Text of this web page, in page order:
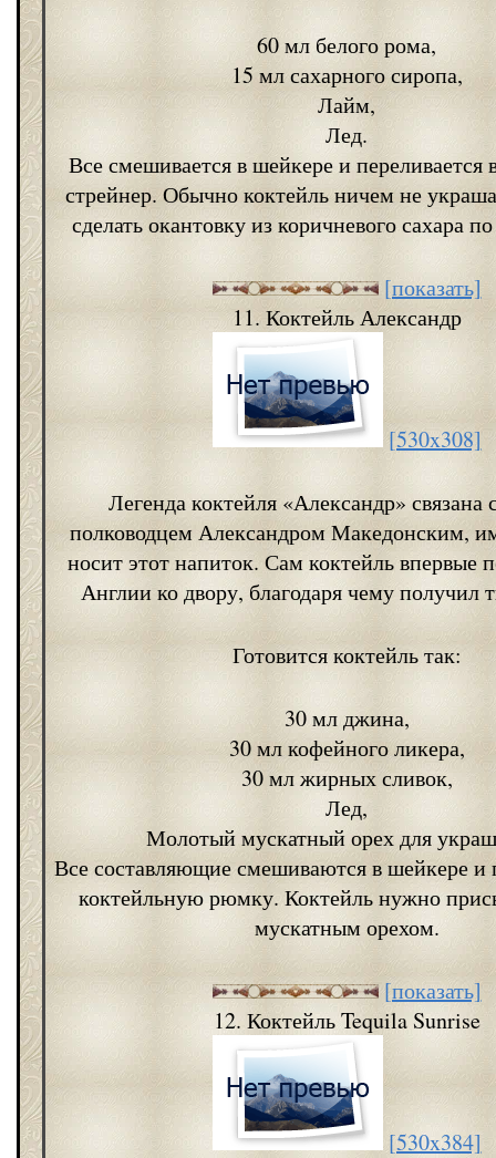
60 мл белого рома,
15 мл сахарного сиропа,
Лайм,
Лед.
Все смешивается в шейкере и переливается
стрейнер. Обычно коктейль ничем не
сделать окантовку из коричневого сахара
[показать]
11. Коктейль Александр
[530x308]
Легенда коктейля «Александр» связана
полководцем Александром Македонским,
носит этот напиток. Сам коктейль впервые
Англии ко двору, благодаря чему получил
Готовится коктейль так:
30 мл джина,
30 мл кофейного ликера,
30 мл жирных сливок,
Лед,
Молотый мускатный орех для
Все составляющие смешиваются в шейкере и
коктейльную рюмку. Коктейль нужно
мускатным орехом.
[показать]
12. Коктейль Tequila Sunrise
[530x384]